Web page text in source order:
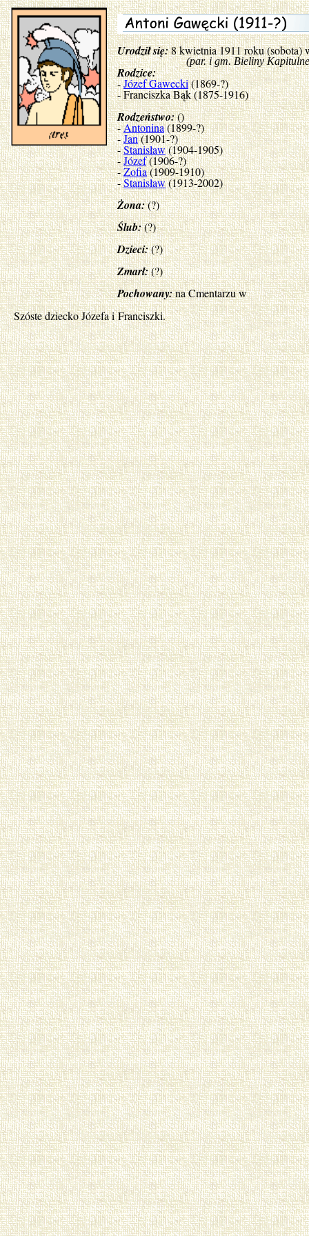
Urodził się:8 kwietnia 1911 roku (sobota)
(par. i gm. Bieliny Kapitulne,
Rodzice:
-Józef Gawecki(1869-?)
- Franciszka Bąk (1875-1916)
Rodzeństwo:()
-Antonina(1899-?)
-Jan(1901-?)
-Stanisław(1904-1905)
-Józef(1906-?)
-Zofia(1909-1910)
-Stanisław(1913-2002)
Żona:(?)
Ślub:(?)
Dzieci:(?)
Zmarł:(?)
Pochowany:na Cmentarzu w
Szóste dziecko Józefa i Franciszki.